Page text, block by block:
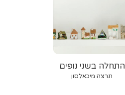
התחלה בשני נופים
תרצה מיכאלסון